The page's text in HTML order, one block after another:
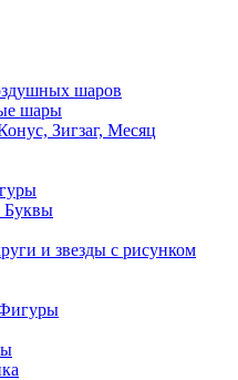
шаров
шары
Зигзаг, Месяц
Буквы
и звезды с рисунком